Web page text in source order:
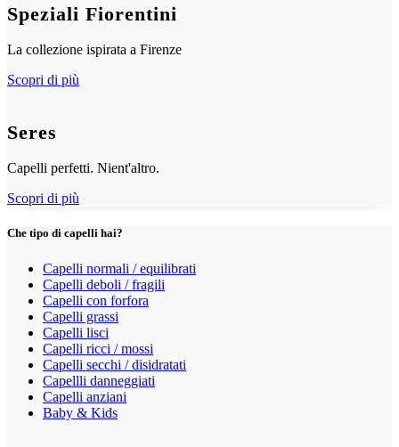
Speziali Fiorentini
La collezione ispirata a Firenze
Scopri di più
Seres
Capelli perfetti. Nient'altro.
Scopri di più
Che tipo di capelli hai?
Capelli normali / equilibrati
Capelli deboli / fragili
Capelli con forfora
Capelli grassi
Capelli lisci
Capelli ricci / mossi
Capelli secchi / disidratati
Capellli danneggiati
Capelli anziani
Baby & Kids